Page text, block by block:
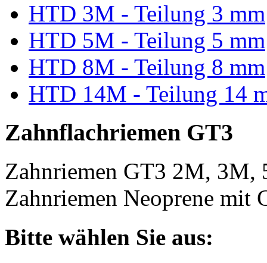
HTD 3M - Teilung 3 mm
HTD 5M - Teilung 5 mm
HTD 8M - Teilung 8 mm
HTD 14M - Teilung 14
Zahnflachriemen GT3
Zahnriemen GT3 2M, 3M,
Zahnriemen Neoprene mit
Bitte wählen Sie aus: